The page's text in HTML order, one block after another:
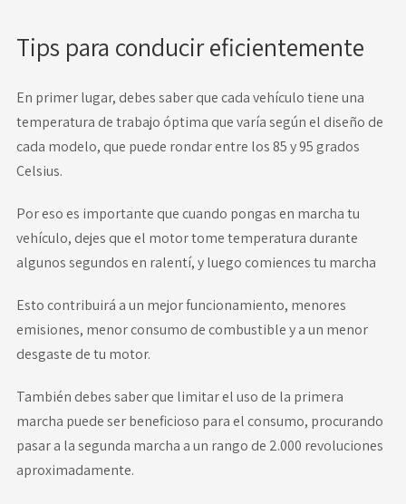
Tips para conducir eficientemente
En primer lugar, debes saber que cada vehículo tiene una
temperatura de trabajo óptima que varía según el diseño de
cada modelo, que puede rondar entre los 85 y 95 grados
Celsius.
Por eso es importante que cuando pongas en marcha tu
vehículo, dejes que el motor tome temperatura durante
algunos segundos en ralentí, y luego comiences tu marcha
Esto contribuirá a un mejor funcionamiento, menores
emisiones, menor consumo de combustible y a un menor
desgaste de tu motor.
También debes saber que limitar el uso de la primera
marcha puede ser beneficioso para el consumo, procurando
pasar a la segunda marcha a un rango de 2.000 revoluciones
aproximadamente.